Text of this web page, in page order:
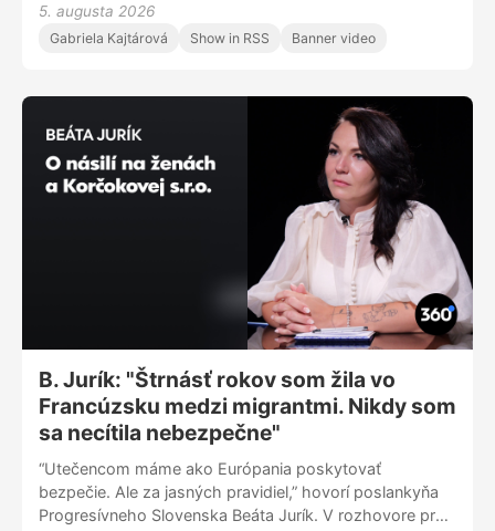
5. augusta 2026
Gabriela Kajtárová Show in RSS Banner video
B. Jurík: "Štrnásť rokov som žila vo
Francúzsku medzi migrantmi. Nikdy som
sa necítila nebezpečne"
“Utečencom máme ako Európania poskytovať
bezpečie. Ale za jasných pravidiel,” hovorí poslankyňa
Progresívneho Slovenska Beáta Jurík. V rozhovore pre